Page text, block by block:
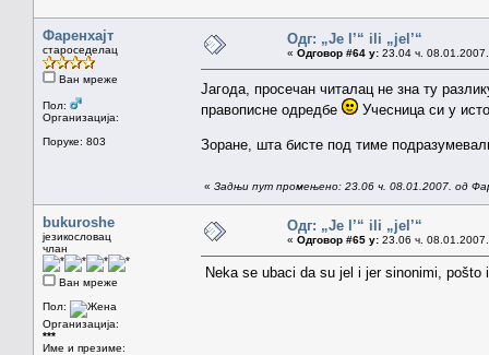
Фаренхајт
староседелац
Ван мреже
Пол:
Организација:
Поруке: 803
Одг: „Je l’“ ili „jel’“
« Одговор #64 у: 23.04 ч.
Јагода, просечан читалац не зна ту
правописне одредбе
Учесница си у
Зоране, шта бисте под тиме
« Задњи пут промењено: 23.06 ч. 08.01.2007. од
bukuroshe
језикословац
члан
Ван мреже
Пол:
Организација:
***
Име и презиме:
Одг: „Je l’“ ili „jel’“
« Одговор #65 у: 23.06 ч.
Neka se ubaci da su jel i jer sinonimi, pošto